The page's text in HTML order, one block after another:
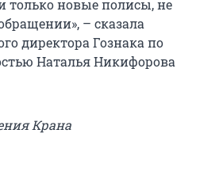
только новые полисы, не
– сказала
директора Гознака по
Наталья Никифорова
Крана